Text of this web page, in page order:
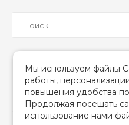
Мы используем файлы
работы,
повышения удобства
Продолжая посещать
использование нами